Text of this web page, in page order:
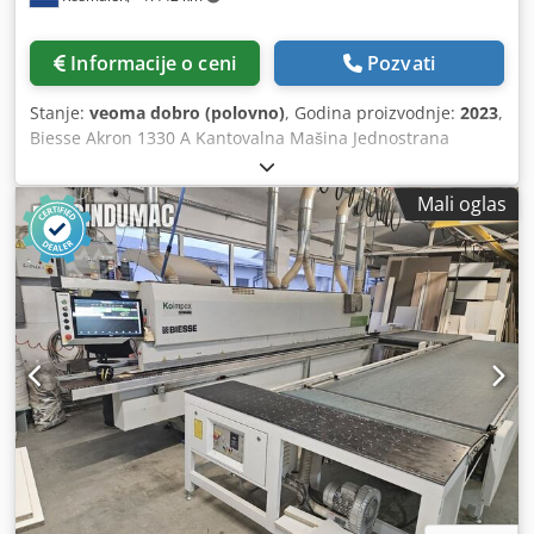
pritisak ivica) za čistu i konstantnu liniju lepka. Novi touch-
screen komandni panel; zamenjene pozadinske četke za
kapacitet: debljina panela 8–60 mm · visina materijala za
kantovanje 14–64 mm · debljina ivice 0,4–3 mm (kolut) / do
12 mm (trake) · dužina panela 100–3200 mm · više brzina
uvlačenja 8/12/15/18 m/min. Tehnički podaci: snaga 13 kW
· 400 V / 50 Hz / 3 faze · masa cca. 1870 kg · priključak za
vazduh 7 bara · godina proizvodnje 2018.
Informacije o ceni Pozvati
Stanje: veoma dobro (polovno), Godina proizvodnje: 2023,
Biesse Akron 1330 A Kantovalna Mašina Jednostrana
kantovalna mašina AKRON 1330-A Jedinica za nanošenje
lepka SP03 Jedinica za odsecanje krajeva IT03 Jedinica za
fino obradu RF02 Jedinica za zaobljavanje uglova AR02
PREDFREZ JEDINICA RT02 Simetrični dijamantski alati H=45
mm Z=2+2 30° uključeni. SKREPER ZA IVICE RB02 Alati nisu
uključeni. JEDINICA ZA STRUGANJE LEPKA RC02 JEDINICA ZA
POLIRANJE SZ02 DODATNA BOČNA PODRŠKA PANELA SET
ZA UGRADNJU SISTEMA POVRATKA PANELA RUČNI ULAZNI
SISTEM ZA USKE KOMADE SET ZA OBRADU PANELA
"SHADOW LINE" PROFILA PRAVOLINIJSKI VAZDUŠNI STO NA
ULAZU U MAŠINU ANTIADHEZIVNA JEDINICA ADZ02 PAR
DIJAMANTSKIH FREZA H=65 mm Z=2+2 30°. Kao zamena za
standardne alate. HIBRIDNI LEPLJIVI DRŽAČ ZA
GRANULIRANI EVA/PUR LEPAK UMESTO STANDARDNOG
SISTEMA TM15 HIBRIDNI PREDTOPLJIVAČ ZA EVA/PUR
Mali oglas